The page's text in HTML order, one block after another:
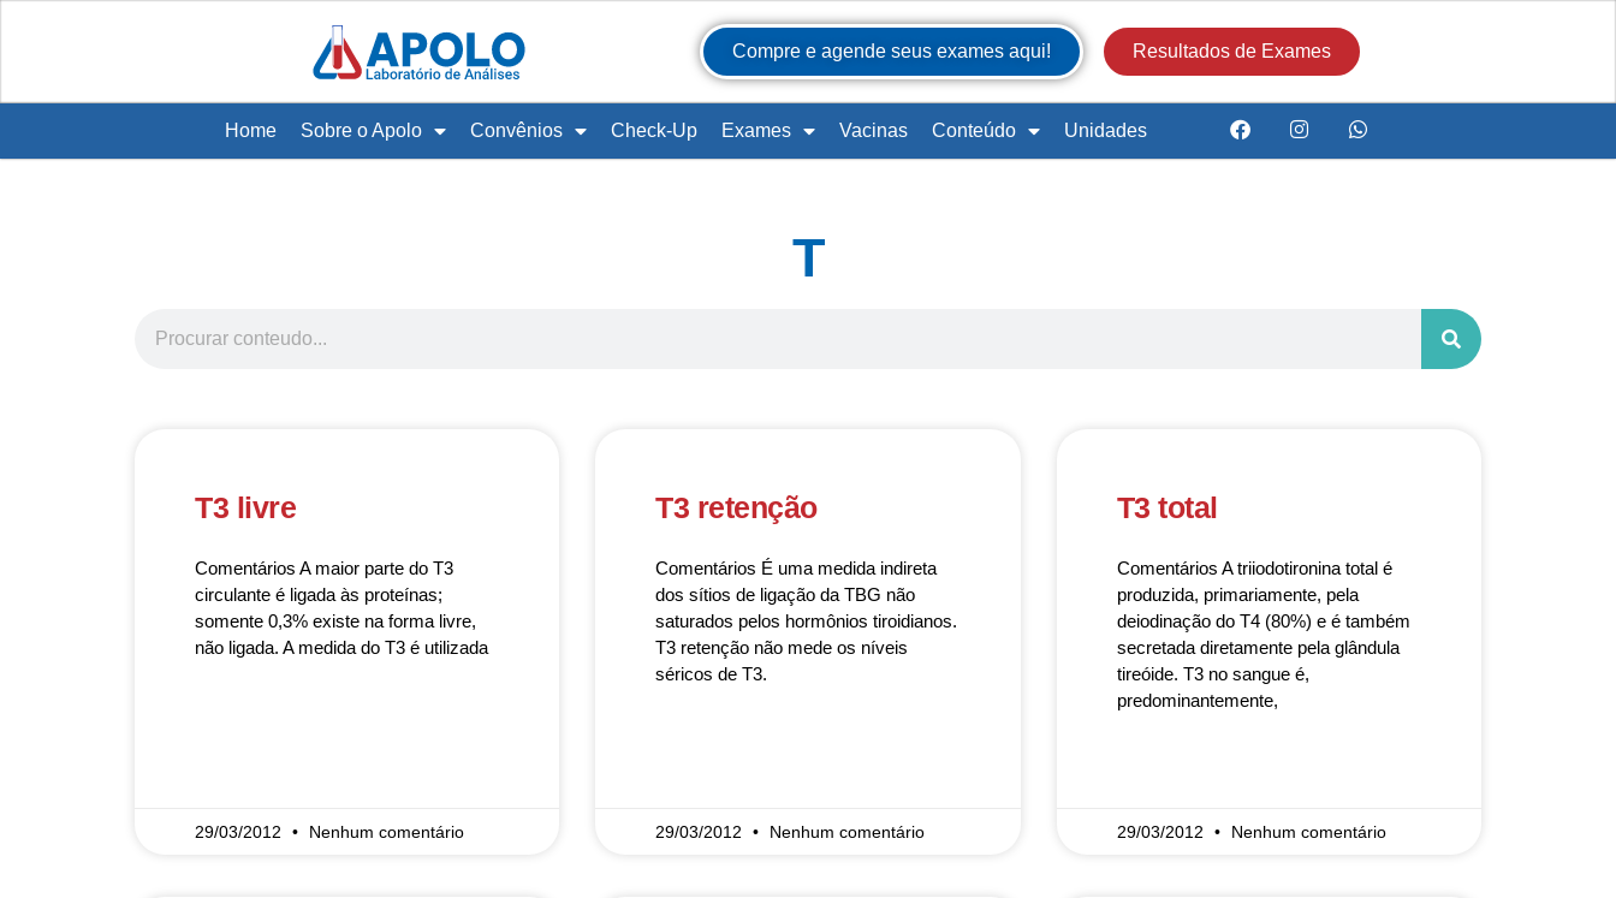
Compre e agende seus exames aqui! Resultados de Exames
Home Sobre o Apolo Convênios Check-Up Exames Vacinas Conteúdo Unidades
T
T3 livre
Comentários A maior parte do T3
circulante é ligada às proteínas;
somente 0,3% existe na forma livre,
não ligada. A medida do T3 é utilizada
29/03/2012 Nenhum comentário
T3 retenção
Comentários É uma medida indireta
dos sítios de ligação da TBG não
saturados pelos hormônios tiroidianos.
T3 retenção não mede os níveis
séricos de T3.
29/03/2012 Nenhum comentário
T3 total
Comentários A triiodotironina total é
produzida, primariamente, pela
deiodinação do T4 (80%) e é também
secretada diretamente pela glândula
tireóide. T3 no sangue é,
predominantemente,
29/03/2012 Nenhum comentário